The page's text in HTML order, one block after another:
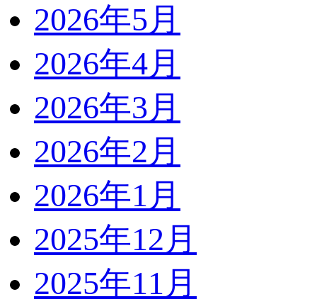
2026年5月
2026年4月
2026年3月
2026年2月
2026年1月
2025年12月
2025年11月